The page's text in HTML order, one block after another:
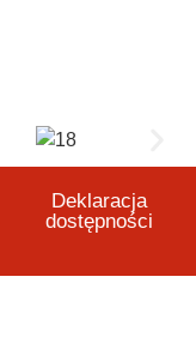
Deklaracja
dostępności